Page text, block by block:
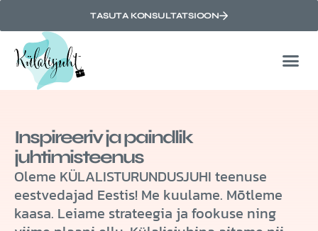
TASUTA KONSULTATSIOON
Inspireeriv ja paindlik
juhtimisteenus
Oleme KÜLALISTURUNDUSJUHI teenuse
eestvedajad Eestis! Me kuulame. Mõtleme
kaasa. Leiame strateegia ja fookuse ning